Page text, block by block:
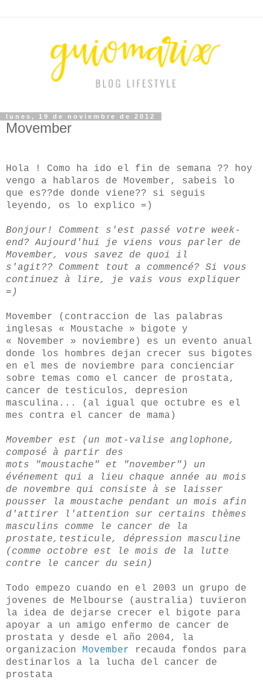
lunes, 19 de noviembre de 2012
Movember
Hola ! Como ha ido el fin de semana ?? hoy
vengo a hablaros de Movember, sabeis lo
que es??de donde viene?? si seguis
leyendo, os lo explico =)
Bonjour! Comment s'est passé votre week-
end? Aujourd'hui je viens vous parler de
Movember, vous savez de quoi il
s'agit?? Comment tout a commencé? Si vous
continuez à lire, je vais vous expliquer
=)
Movember (contraccion de las palabras
inglesas « Moustache » bigote y
« November » noviembre) es un evento anual
donde los hombres dejan crecer sus bigotes
en el mes de noviembre para concienciar
sobre temas como el cancer de prostata,
cancer de testiculos, depresion
masculina... (al igual que octubre es el
mes contra el cancer de mama)
Movember est (un mot-valise anglophone,
composé à partir des
mots "moustache" et "november")
un
événement qui a lieu chaque année au mois
de novembre qui consiste à se laisser
pousser la moustache pendant un mois afin
d'attirer l'attention sur certains thèmes
masculins comme le cancer de la
prostate,testicule, dépression masculine
(comme octobre est le mois de la lutte
contre le cancer du sein)
Todo empezo cuando en el 2003 un grupo de
jovenes de Melbourse (australia) tuvieron
la idea de dejarse crecer el bigote para
apoyar a un amigo enfermo de cancer de
prostata y desde el año 2004, la
organizacion Movember recauda fondos para
destinarlos a la lucha del cancer de
prostata